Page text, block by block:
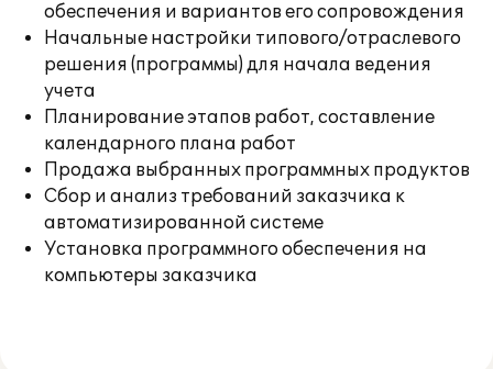
обеспечения и вариантов его сопровождения
Начальные настройки типового/отраслевого
решения (программы) для начала ведения
учета
Планирование этапов работ, составление
календарного плана работ
Продажа выбранных программных продуктов
Сбор и анализ требований заказчика к
автоматизированной системе
Установка программного обеспечения на
компьютеры заказчика